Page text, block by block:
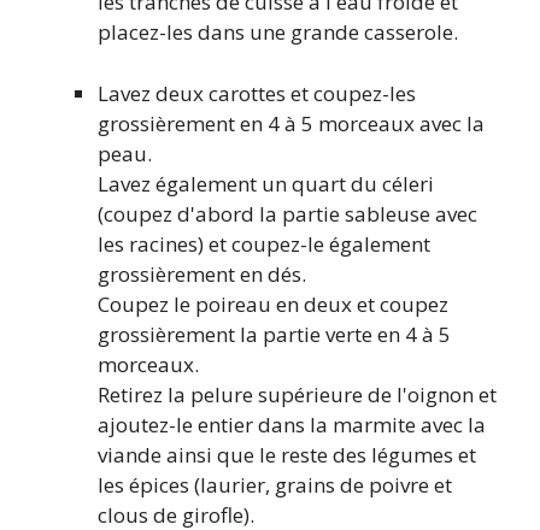
placez-les dans une grande casserole.
Lavez deux carottes et coupez-les
grossièrement en 4 à 5 morceaux avec la
peau.
Lavez également un quart du céleri
(coupez d'abord la partie sableuse avec
les racines) et coupez-le également
grossièrement en dés.
Coupez le poireau en deux et coupez
grossièrement la partie verte en 4 à 5
morceaux.
Retirez la pelure supérieure de l'oignon et
ajoutez-le entier dans la marmite avec la
viande ainsi que le reste des légumes et
les épices (laurier, grains de poivre et
clous de girofle).